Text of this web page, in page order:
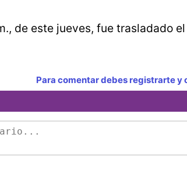
de este jueves, fue trasladado el
Para comentar debes registrarte y